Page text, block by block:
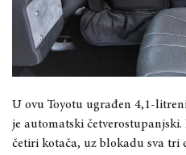
U ovu Toyotu ugrađen 4,1-
je automatski četverostupanjski.
četiri kotača, uz blokadu sva